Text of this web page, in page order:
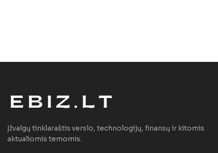
Įžvalgų tinklaraštis verslo, technologijų, finansų ir kitomis
aktualiomis temomis.